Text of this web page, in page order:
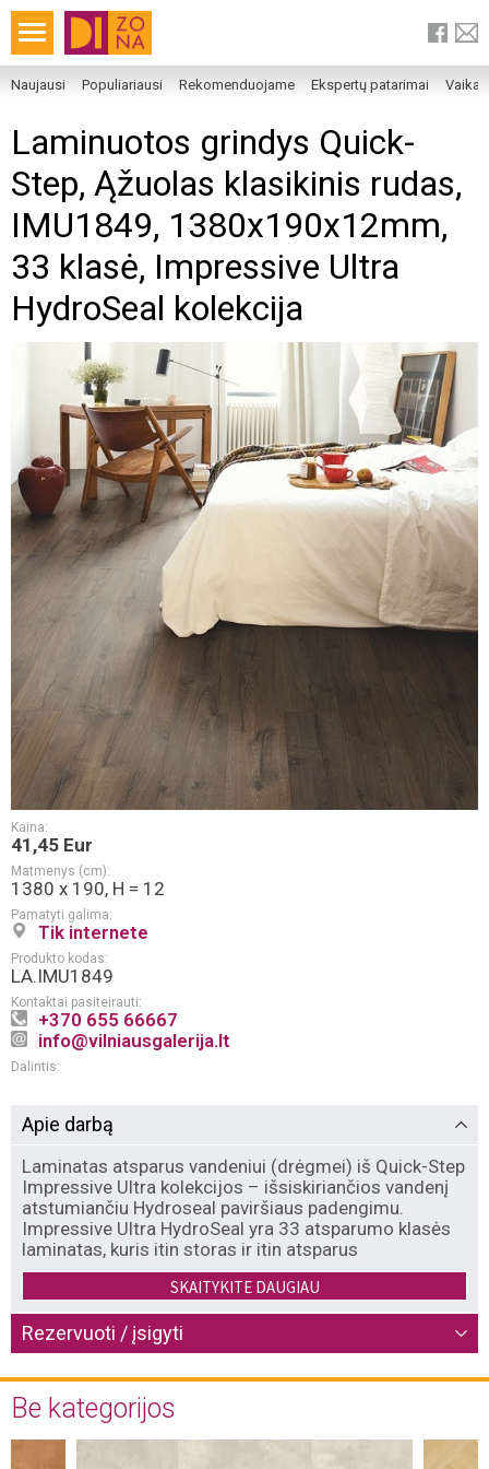
Naujausi Populiariausi Rekomenduojame Ekspertų patarimai
Laminuotos grindys Quick-
Step, Ąžuolas klasikinis rudas,
IMU1849, 1380x190x12mm,
33 klasė, Impressive Ultra
HydroSeal kolekcija
Kaina:
41,45 Eur
Matmenys (cm):
1380 x 190, H = 12
Pamatyti galima:
Tik internete
Produkto kodas:
LA.IMU1849
Kontaktai pasiteirauti:
+370 655 66667
info@vilniausgalerija.lt
Dalintis:
Apie darbą
Laminatas atsparus vandeniui (drėgmei) iš Quick-Step
Impressive Ultra kolekcijos – išsiskiriančios vandenį
atstumiančiu Hydroseal paviršiaus padengimu.
Impressive Ultra HydroSeal yra 33 atsparumo klasės
laminatas, kuris itin storas ir itin atsparus
susidėvėjimui.
Pagrindinės savybės:
– Pagamintos Belgijoje.
– Turi ypač patvarią UNICLIC užrakto sistemą.
– Grindų dangai ir užrakto sistemai suteikiama visos
grindų tarnavimo trukmės garantija , naudojant grindis
SKAITYKITE DAUGIAU
Rezervuoti / įsigyti
Be kategorijos